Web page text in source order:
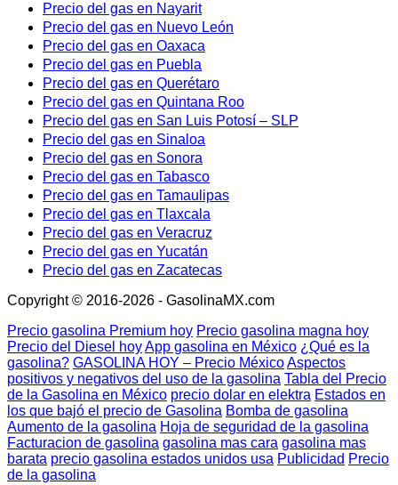
Precio del gas en Nayarit
Precio del gas en Nuevo León
Precio del gas en Oaxaca
Precio del gas en Puebla
Precio del gas en Querétaro
Precio del gas en Quintana Roo
Precio del gas en San Luis Potosí – SLP
Precio del gas en Sinaloa
Precio del gas en Sonora
Precio del gas en Tabasco
Precio del gas en Tamaulipas
Precio del gas en Tlaxcala
Precio del gas en Veracruz
Precio del gas en Yucatán
Precio del gas en Zacatecas
Copyright © 2016-2026 - GasolinaMX.com
Precio gasolina Premium hoy Precio gasolina magna hoy
Precio del Diesel hoyApp gasolina en México ¿Qué es la
gasolina? GASOLINA HOY – Precio MéxicoAspectos
positivos y negativos del uso de la gasolina Tabla del Precio
de la Gasolina en México precio dolar en elektra Estados en
los que bajó el precio de Gasolina Bomba de gasolina
Aumento de la gasolina Hoja de seguridad de la gasolina
Facturacion de gasolina gasolina mas cara gasolina mas
barata precio gasolina estados unidos usa Publicidad Precio
de la gasolina